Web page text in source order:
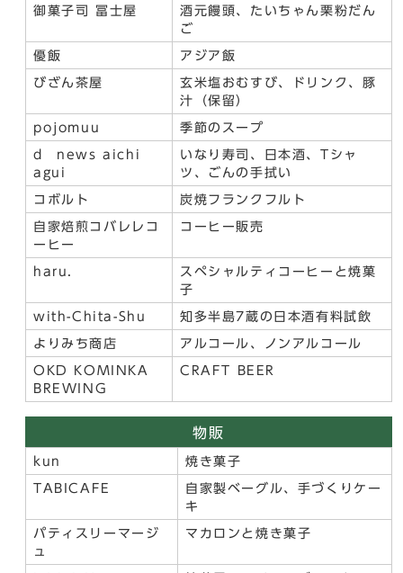
御菓子司 冨士屋
酒元饅頭、たいちゃん栗粉だん
ご
優飯 アジア飯
びざん茶屋
玄米塩おむすび、ドリンク、豚
汁（保留）
pojomuu 季節のスープ
d news aichi
agui
いなり寿司、日本酒、Tシャ
ツ、ごんの手拭い
コボルト 炭焼フランクフルト
自家焙煎コバレレコ
ーヒー
コーヒー販売
haru.
スペシャルティコーヒーと焼菓
子
with-Chita-Shu 知多半島7蔵の日本酒有料試飲
よりみち商店 アルコール、ノンアルコール
OKD KOMINKA
BREWING
CRAFT BEER
物販
kun 焼き菓子
TABICAFE
自家製ベーグル、手づくりケー
キ
パティスリーマージ
ュ
マカロンと焼き菓子